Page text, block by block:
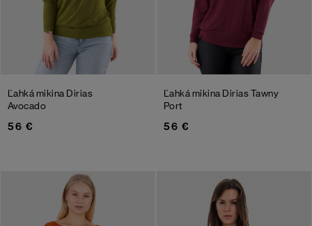
Ľahká mikina Dirias
Avocado
56 €
Ľahká mikina DiriasTawny
Port
56 €